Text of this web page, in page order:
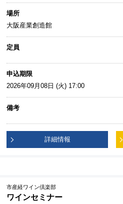
場所
大阪産業創造館
定員
申込期限
2026年09月08日 (火) 17:00
備考
詳細情報
市産経ワイン倶楽部
ワインセミナー